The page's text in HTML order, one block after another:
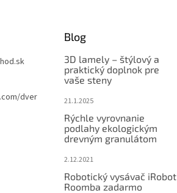
dver
Blog
3D lamely – štýlový a
praktický doplnok pre
vaše steny
21.1.2025
Rýchle vyrovnanie
podlahy ekologickým
drevným granulátom
2.12.2021
Robotický vysávač iRobot
Roomba zadarmo